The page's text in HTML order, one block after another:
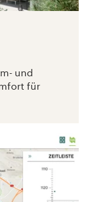
und
für